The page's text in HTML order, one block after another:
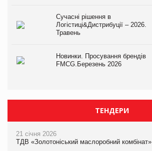
Сучасні рішення в
Логістиці&Дистрибуції – 2026.
Травень
Новинки. Просування брендів
FMCG.Березень 2026
ТЕНДЕРИ
21 січня 2026
ТДВ «Золотоніський маслоробний комбінат»